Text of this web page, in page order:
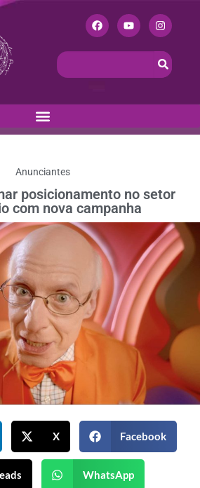
Anunciantes
posicionamento no setor
com nova campanha
X Facebook
WhatsApp